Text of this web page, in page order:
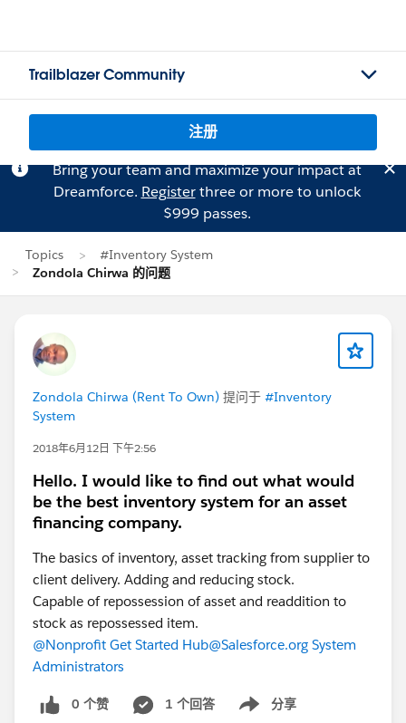
Trailblazer Community
注册
Bring your team and maximize your impact at
Dreamforce. Registerthree or more to unlock
$999 passes.
Topics
#Inventory System
Zondola Chirwa 的问题
Zondola Chirwa (Rent To Own) 提问于 #Inventory
System
2018年6月12日 下午2:56
Hello. I would like to find out what would
be the best inventory system for an asset
financing company.
The basics of inventory, asset tracking from supplier to
client delivery. Adding and reducing stock.
Capable of repossession of asset and readdition to
stock as repossessed item.
@Nonprofit Get Started Hub@Salesforce.org System
Administrators
0 个赞 1 个回答 分享
Show menu